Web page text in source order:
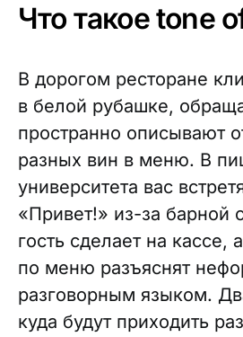
Что такое tone
В дорогом ресторане
в белой рубашке,
пространно описывают
разных вин в меню. В
университета вас
«Привет!» из-за барной
гость сделает на кассе,
по меню разъяснят
разговорным языком.
куда будут приходить